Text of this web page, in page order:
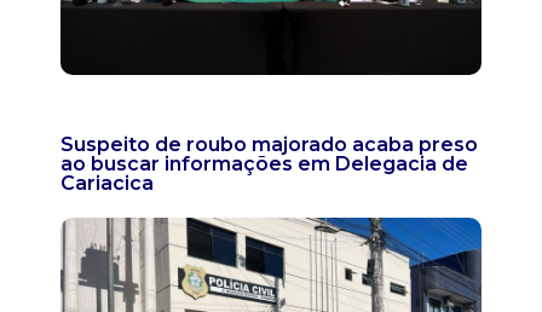
Suspeito de roubo majorado acaba preso
ao buscar informações em Delegacia de
Cariacica